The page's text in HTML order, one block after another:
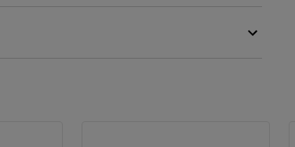
za tiho zatvaranje.
strane. Također postoji ventilacija u obliku